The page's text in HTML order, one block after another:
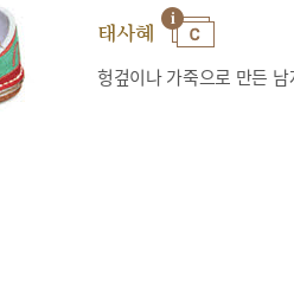
태사혜
헝겊이나 가죽으로 만든